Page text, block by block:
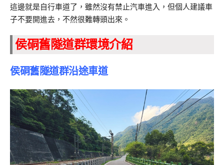
這邊就是自行車道了，雖然沒有禁止汽車進入，但個人建議車
子不要開進去，不然很難轉頭出來。
侯硐舊隧道群環境介紹
侯硐舊隧道群沿途車道